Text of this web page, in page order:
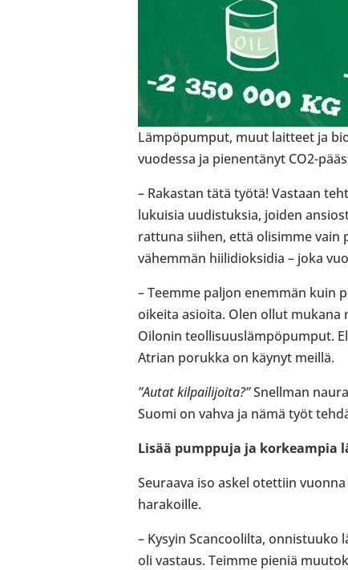
Läm­pö­pum­put, muut lait­teet ja
vuo­dessa ja pie­nen­tä­nyt CO2-​
– Rakas­tan tätä työtä! Vastaan
lukui­sia uudis­tuk­sia, joiden
rat­tuna siihen, että oli­simme
vähem­män hii­li­diok­si­dia – joka
– Teemme paljon enemmän kuin
oikeita asioita. Olen ollut mukana
Oilonin teol­li­suus­läm­pö­pum­put.
Atrian porukka on käynyt meillä.
”Autat kil­pai­li­joita?”Snell­man
Suomi on vahva ja nämä työt
Lisää pump­puja ja kor­keam­pia
Seu­raava iso askel otet­tiin
hara­koille.
– Kysyin Scancoo­lilta, onnis­tuuko
oli vastaus. Teimme pieniä